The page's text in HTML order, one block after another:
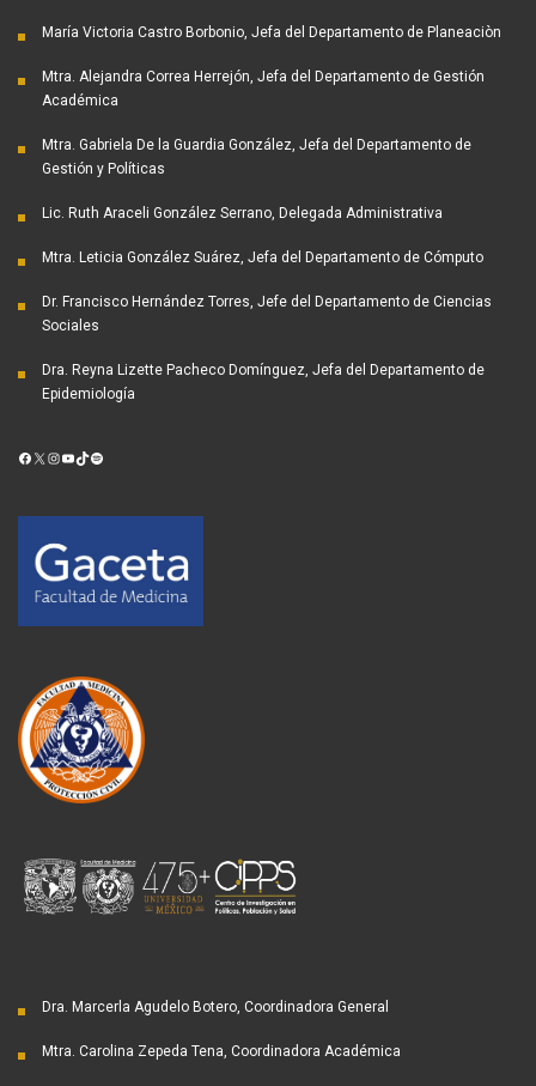
María Victoria Castro Borbonio, Jefa del Departamento de Planeaciòn
Mtra. Alejandra Correa Herrejón, Jefa del Departamento de Gestión
Académica
Mtra. Gabriela De la Guardia González, Jefa del Departamento de
Gestión y Políticas
Lic. Ruth Araceli González Serrano, Delegada Administrativa
Mtra. Leticia González Suárez, Jefa del Departamento de Cómputo
Dr. Francisco Hernández Torres, Jefe del Departamento de Ciencias
Sociales
Dra. Reyna Lizette Pacheco Domínguez, Jefa del Departamento de
Epidemiología
Facebook
X Instagram
YouTube
TikTok
Spotify
Dra. Marcerla Agudelo Botero, Coordinadora General
Mtra. Carolina Zepeda Tena, Coordinadora Académica